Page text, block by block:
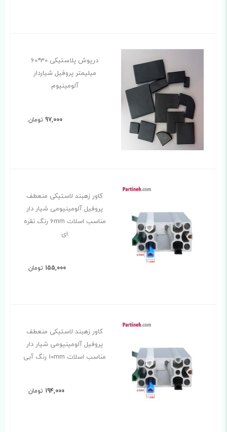
درپوش پلاستیکی 30*60
میلیمتر پروفیل شیاردار
آلومینیوم
97,000 تومان
کاور زهبند لاستیکی منعطف
پروفیل آلومینیومی شیار دار
مناسب اسلات 6mm رنگ نقره
ای
155,000 تومان
کاور زهبند لاستیکی منعطف
پروفیل آلومینیومی شیار دار
مناسب اسلات 10mm رنگ آبی
194,000 تومان